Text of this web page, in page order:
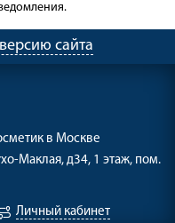
сайта
в Москве
Маклая, д34, 1 этаж, пом.
Личный кабинет